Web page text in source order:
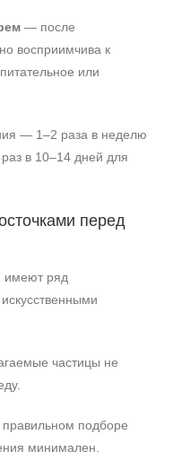
— после
восприимчива к
или
— 1–2 раза в неделю
в 10–14 дней для
перед
имеют ряд
частицы не
подборе
минимален.